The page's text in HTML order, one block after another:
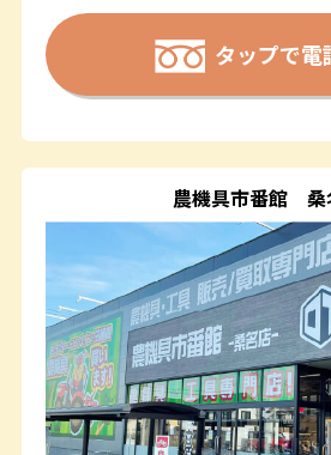
タップで電
農機具市番館